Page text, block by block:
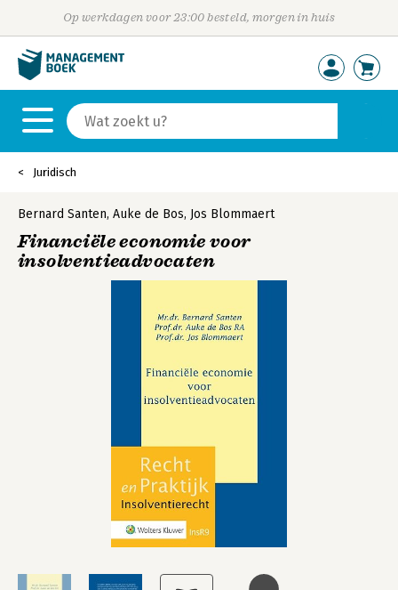
Op werkdagen voor 23:00 besteld, morgen in huis
Juridisch
Bernard Santen, Auke de Bos, Jos Blommaert
Financiële economie voor
insolventieadvocaten